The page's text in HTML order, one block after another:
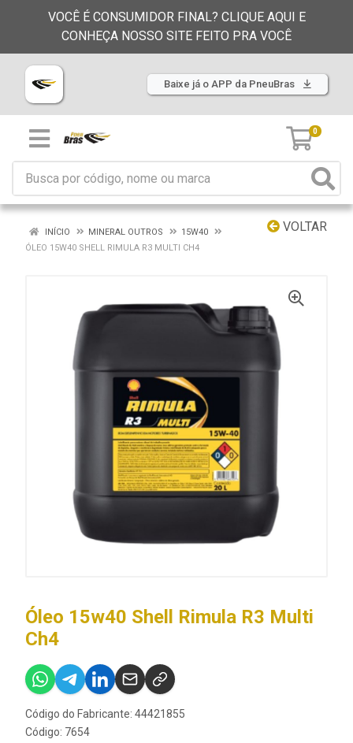
VOCÊ É CONSUMIDOR FINAL? CLIQUE AQUI E
CONHEÇA NOSSO SITE FEITO PRA VOCÊ
Baixe já o APP da PneuBras
0
VOLTAR
INÍCIO MINERAL OUTROS
15W40
ÓLEO 15W40 SHELL RIMULA R3 MULTI CH4
Óleo 15w40 Shell Rimula R3 Multi
Ch4
Código do Fabricante: 44421855
Código: 7654